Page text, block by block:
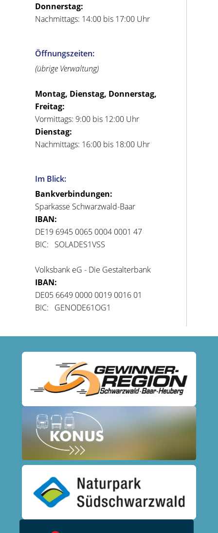
Donnerstag:
Nachmittags: 14:00 bis 17:00 Uhr
Öffnungszeiten:
(übrige Verwaltung)
Montag, Dienstag, Donnerstag,
Freitag:
Vormittags: 9:00 bis 12:00 Uhr
Dienstag:
Nachmittags: 16:00 bis 18:00 Uhr
Im Blick:
Bankverbindungen:
Sparkasse Schwarzwald-Baar
IBAN:
DE19 6945 0065 0004 0001 47
BIC: SOLADES1VSS
Volksbank eG - Die Gestalterbank
IBAN:
DE05 6649 0000 0019 0016 01
BIC: GENODE61OG1